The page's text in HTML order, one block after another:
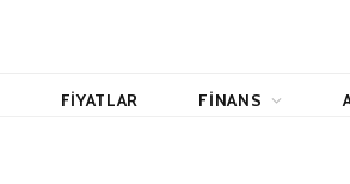
FIYATLAR FINANS